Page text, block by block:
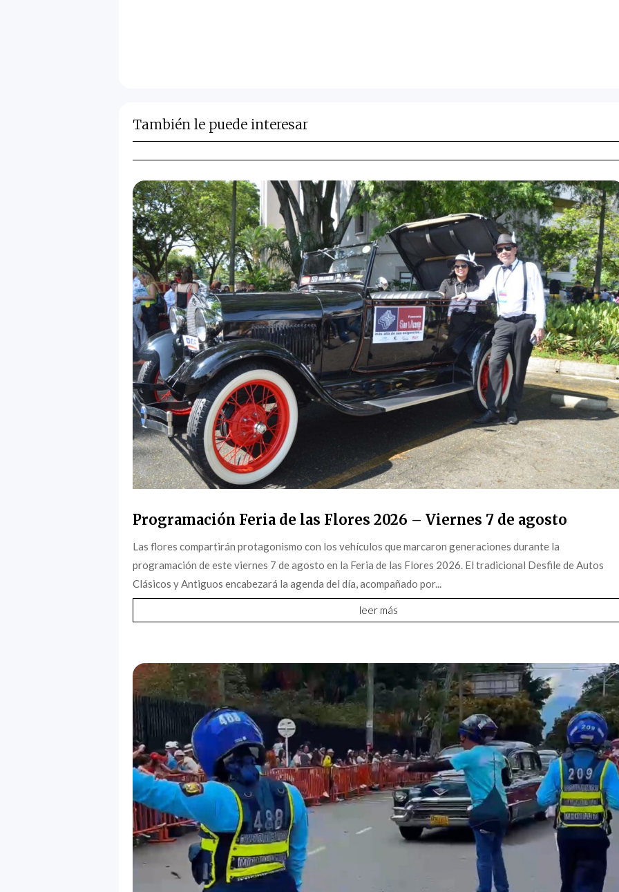
También le puede interesar
Programación Feria de las Flores 2026 – Viernes 7 de agosto
Las flores compartirán protagonismo con los vehículos que marcaron generaciones durante la
programación de este viernes 7 de agosto en la Feria de las Flores 2026. El tradicional Desfile de Autos
Clásicos y Antiguos encabezará la agenda del día, acompañado por...
leer más